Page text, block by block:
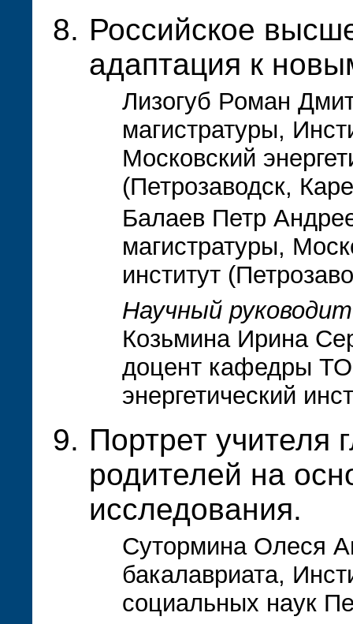
Российское
адаптация к
Лизогуб Роман
магистратуры,
Московский
(Петрозаводск,
Балаев Петр
магистратуры,
институт
Научный
Козьмина Ирина
доцент кафедры
энергетический
Портрет учителя
родителей на
исследования.
Сутормина Олеся
бакалавриата,
социальных наук